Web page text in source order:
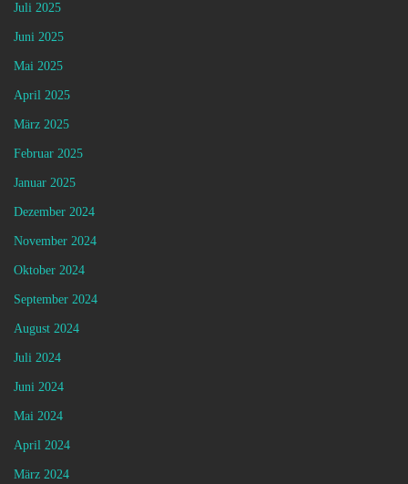
Juli 2025
Juni 2025
Mai 2025
April 2025
März 2025
Februar 2025
Januar 2025
Dezember 2024
November 2024
Oktober 2024
September 2024
August 2024
Juli 2024
Juni 2024
Mai 2024
April 2024
März 2024